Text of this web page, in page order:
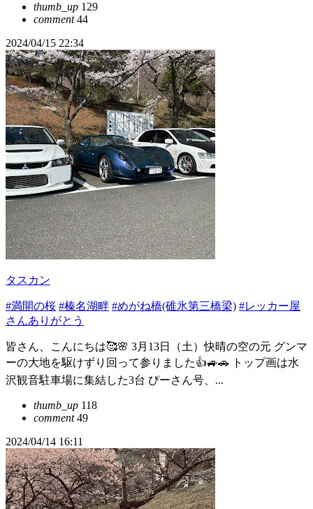
thumb_up 129
comment44
2024/04/15 22:34
タスカン
#満開の桜 #榛名湖畔 #めがね橋(碓氷第三橋梁) #レッカー屋
さんありがとう
皆さん、こんにちは🥰🌸 3月13日（土）快晴の空の元 グンマ
ーの大地を駆けずり回って参りました👍🚙🚗 トップ画は水
沢観音駐車場に集結した3台 ぴーさん号、...
thumb_up 118
comment49
2024/04/14 16:11